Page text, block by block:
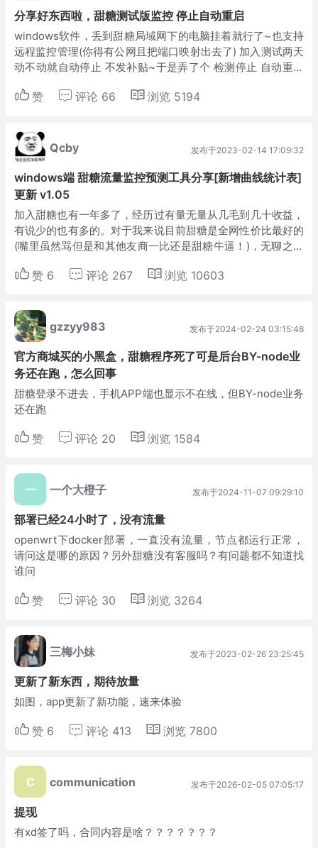
分享好东西啦，甜糖测试版监控 停止自动重启
windows软件，丢到甜糖局域网下的电脑挂着就行了~也支持
远程监控管理(你得有公网且把端口映射出去了) 加入测试两天
动不动就自动停止 不发补贴~于是弄了个 检测停止 自动重启
你的业务(需要先...
赞 评论 66 浏览 5194
Qcby 发布于2023-02-14 17:09:32
windows端 甜糖流量监控预测工具分享[新增曲线统计表]
更新 v1.05
加入甜糖也有一年多了，经历过有量无量从几毛到几十收益，
有说少的也有多的。对于我来说目前甜糖是全网性价比最好的
(嘴里虽然骂但是和其他友商一比还是甜糖牛逼！)，无聊之余
症(想时刻关注甜糖跑量)且设备多带宽高...
赞 6 评论 267 浏览 10603
gzzyy983 发布于2024-02-24 03:15:48
官方商城买的小黑盒，甜糖程序死了可是后台BY-node业
务还在跑，怎么回事
甜糖登录不进去，手机APP端也显示不在线，但BY-node业务
还在跑
赞 评论 20 浏览 1584
一 一个大橙子 发布于2024-11-07 09:29:10
部署已经24小时了，没有流量
openwrt下docker部署，一直没有流量，节点都运行正常，
请问这是哪的原因？另外甜糖没有客服吗？有问题都不知道找
谁问
赞 评论 30 浏览 3264
三梅小妹 发布于2023-02-26 23:25:45
更新了新东西，期待放量
如图，app更新了新功能，速来体验
赞 6 评论 413 浏览 7800
C communication 发布于2026-02-05 07:05:17
提现
有xd签了吗，合同内容是啥？？？？？？？